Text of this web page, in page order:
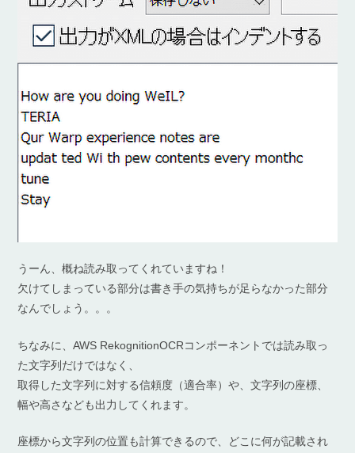
うーん、概ね読み取ってくれていますね！
欠けてしまっている部分は書き手の気持ちが足らなかった部分
なんでしょう。。。
ちなみに、AWS RekognitionOCRコンポーネントでは読み取っ
た文字列だけではなく、
取得した文字列に対する信頼度（適合率）や、文字列の座標、
幅や高さなども出力してくれます。
座標から文字列の位置も計算できるので、どこに何が記載され